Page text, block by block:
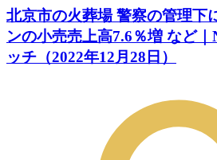
北京市の火葬場 警察の管理下
ンの小売売上高7.6％増 など
ッチ（2022年12月28日）